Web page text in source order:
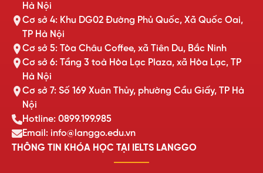
Hà Nội
Cơ sở 4: Khu DG02 Đường Phủ Quốc, Xã Quốc Oai,
TP Hà Nội
Cơ sở 5: Tòa Châu Coffee, xã Tiên Du, Bắc Ninh
Cơ sở 6: Tầng 3 toà Hòa Lạc Plaza, xã Hòa Lạc, TP
Hà Nội
Cơ sở 7: Số 169 Xuân Thủy, phường Cầu Giấy, TP Hà
Nội
Hotline: 0899.199.985
Email: info@langgo.edu.vn
THÔNG TIN KHÓA HỌC TẠI IELTS LANGGO